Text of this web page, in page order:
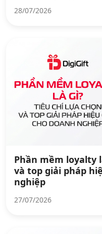
28/07/2026
Phần mềm loyalty
và top giải pháp
nghiệp
27/07/2026